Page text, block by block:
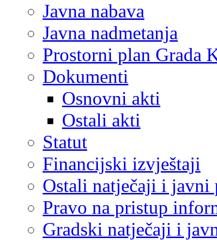
Javna nabava
Javna nadmetanja
Prostorni plan Grada
Dokumenti
Osnovni akti
Ostali akti
Statut
Financijski izvještaji
Ostali natječaji i javni
Pravo na pristup
Gradski natječaji i